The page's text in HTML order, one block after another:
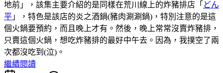
地前」，該集主要介紹的是同樣在荒川線上的炸豬排店「 どん
平 」，特色是該店的炎之酒鍋(豬肉涮涮鍋)，特別注意的是這
個火鍋要預約，而且晚上才有。然後，晚上常常沒賣炸豬排，
只賣這個火鍋，想吃炸豬排的最好中午去。因為，我撲空了兩
次都沒吃到(泣)。
繼續閱讀